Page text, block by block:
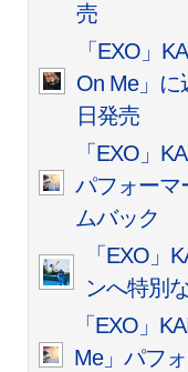
売
「EXO」
On Me」
日発売
「EXO」
パフォー
ムバック
「EXO」
ンへ特別
「EXO」
Me」パフ